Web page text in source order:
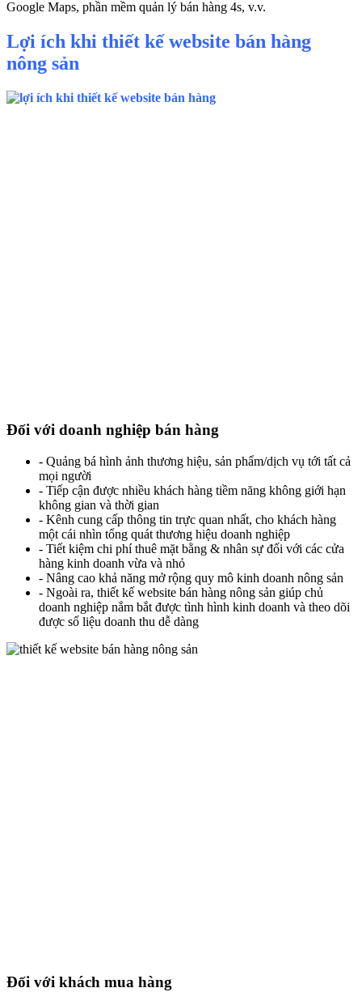
Google Maps, phần mềm quản lý bán hàng 4s, v.v.
Lợi ích khi thiết kế website bán hàng
nông sản
Đối với doanh nghiệp bán hàng
- Quảng bá hình ảnh thương hiệu, sản phẩm/dịch vụ tới tất cả
mọi người
- Tiếp cận được nhiều khách hàng tiềm năng không giới hạn
không gian và thời gian
- Kênh cung cấp thông tin trực quan nhất, cho khách hàng
một cái nhìn tổng quát thương hiệu doanh nghiệp
- Tiết kiệm chi phí thuê mặt bằng & nhân sự đối với các cửa
hàng kinh doanh vừa và nhỏ
- Nâng cao khả năng mở rộng quy mô kinh doanh nông sản
- Ngoài ra, thiết kế website bán hàng nông sản giúp chủ
doanh nghiệp nắm bắt được tình hình kinh doanh và theo dõi
được số liệu doanh thu dễ dàng
Đối với khách mua hàng